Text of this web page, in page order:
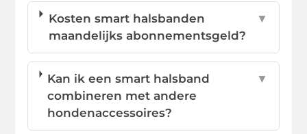
Kosten smart halsbanden
maandelijks abonnementsgeld?
▼
Kan ik een smart halsband
combineren met andere
hondenaccessoires?
▼